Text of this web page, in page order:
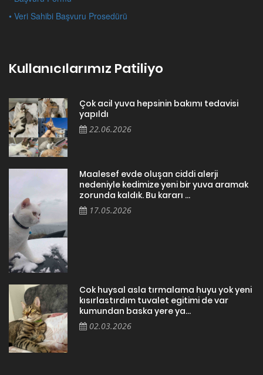
• Veri Sahibi Başvuru Prosedürü
Kullanıcılarımız Patiliyo
Çok acil yuva hepsinin bakımı tedavisi
yapıldı
22.06.2026
Maalesef evde oluşan ciddi alerji
nedeniyle kedimize yeni bir yuva aramak
zorunda kaldık. Bu kararı ...
17.05.2026
Cok huysal asla tırmalama huyu yok yeni
kısırlastırdım tuvalet egitimi de var
kumundan baska yere ya...
02.03.2026